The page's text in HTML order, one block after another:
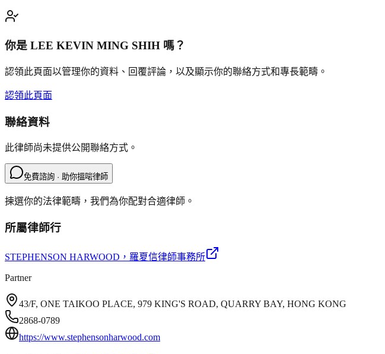
你是 LEE KEVIN MING SHIH 嗎？
認領此頁面以管理你的資料、回覆評論，以及顯示你的聯絡方式和專長範疇。
認領此頁面
聯絡資料
此律師尚未提供公開聯絡方式。
免費諮詢 · 助你搵啱律師
揀選你的法律範疇，我們為你配對合適律師。
所屬律師行
STEPHENSON HARWOOD ，羅夏信律師事務所
Partner
43/F, ONE TAIKOO PLACE, 979 KING'S ROAD, QUARRY BAY, HONG KONG
2868-0789
https://www.stephensonharwood.com